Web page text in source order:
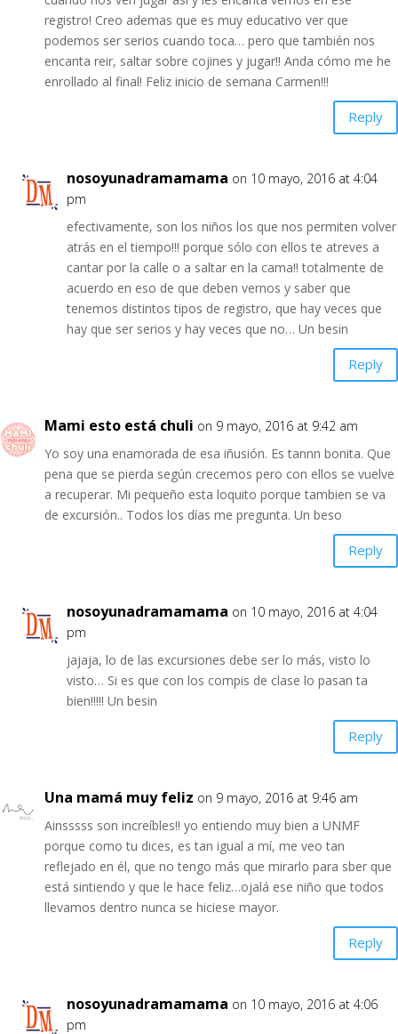
registro! Creo ademas que es muy educativo ver que
podemos ser serios cuando toca… pero que también nos
encanta reir, saltar sobre cojines y jugar!! Anda cómo me he
enrollado al final! Feliz inicio de semana Carmen!!!
Reply
nosoyunadramamama on 10 mayo, 2016 at 4:04
pm
efectivamente, son los niños los que nos permiten volver
atrás en el tiempo!!! porque sólo con ellos te atreves a
cantar por la calle o a saltar en la cama!! totalmente de
acuerdo en eso de que deben vernos y saber que
tenemos distintos tipos de registro, que hay veces que
hay que ser serios y hay veces que no… Un besin
Reply
Mami esto está chuli on 9 mayo, 2016 at 9:42 am
Yo soy una enamorada de esa iñusión. Es tannn bonita. Que
pena que se pierda según crecemos pero con ellos se vuelve
a recuperar. Mi pequeño esta loquito porque tambien se va
de excursión.. Todos los días me pregunta. Un beso
Reply
nosoyunadramamama on 10 mayo, 2016 at 4:04
pm
jajaja, lo de las excursiones debe ser lo más, visto lo
visto… Si es que con los compis de clase lo pasan ta
bien!!!!! Un besin
Reply
Una mamá muy feliz on 9 mayo, 2016 at 9:46 am
Ainsssss son increíbles!! yo entiendo muy bien a UNMF
porque como tu dices, es tan igual a mí, me veo tan
reflejado en él, que no tengo más que mirarlo para sber que
está sintiendo y que le hace feliz…ojalá ese niño que todos
llevamos dentro nunca se hiciese mayor.
Reply
nosoyunadramamama on 10 mayo, 2016 at 4:06
pm